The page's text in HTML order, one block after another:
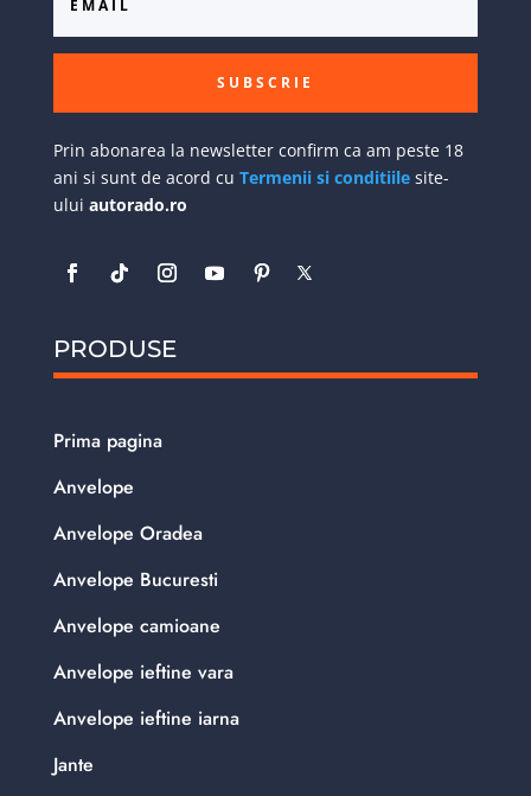
SUBSCRIE
Prin abonarea la newsletter confirm ca am peste 18
ani si sunt de acord cu Termenii si conditiilesite-
ului autorado.ro
PRODUSE
Prima pagina
Anvelope
Anvelope Oradea
Anvelope Bucuresti
Anvelope camioane
Anvelope ieftine vara
Anvelope ieftine iarna
Jante